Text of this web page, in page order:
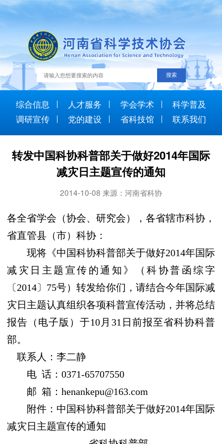
综合信息 人才服务 学会学术
科学普及
调研宣传
党的建设 省科技馆 联系我们
转发中国科协科普部关于做好2014年国际
减灾日主题宣传的通知
2014-10-08 来源：河南省科协
各全省学会（协会、研究会），各省辖市科协，
省直管县（市）科协：
现将《中国科协科普部关于做好2014年国际
减灾日主题宣传的通知》（科协普函综字
〔2014〕 75号）转发给你们，请结合今年国际减
灾日主题认真组织各项科普宣传活动，并将总结
报告（电子版）于10月31日前报至省科协科普
部。
联系人：李二静
电 话：0371-65707550
邮 箱：henankepu@163.com
附件：中国科协科普部关于做好2014年国际
减灾日主题宣传的通知